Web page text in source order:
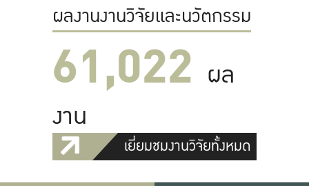
ผลงานงานวิจัยและนวัตกรรม
61,022 ผล
งาน
เยี่ยมชมงานวิจัยทั้งหมด